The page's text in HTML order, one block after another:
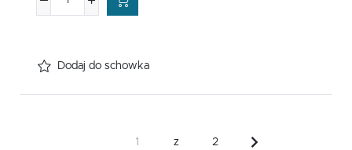
Dodaj do schowka
z 2